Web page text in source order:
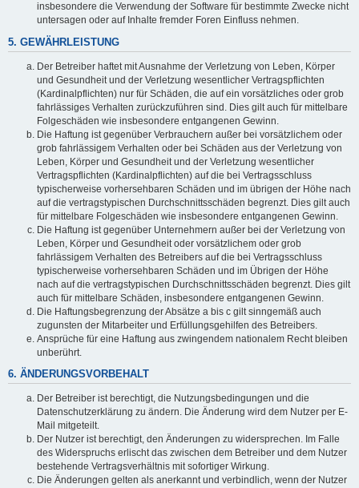
insbesondere die Verwendung der Software für bestimmte Zwecke nicht
untersagen oder auf Inhalte fremder Foren Einfluss nehmen.
5. GEWÄHRLEISTUNG
Der Betreiber haftet mit Ausnahme der Verletzung von Leben, Körper
und Gesundheit und der Verletzung wesentlicher Vertragspflichten
(Kardinalpflichten) nur für Schäden, die auf ein vorsätzliches oder grob
fahrlässiges Verhalten zurückzuführen sind. Dies gilt auch für mittelbare
Folgeschäden wie insbesondere entgangenen Gewinn.
Die Haftung ist gegenüber Verbrauchern außer bei vorsätzlichem oder
grob fahrlässigem Verhalten oder bei Schäden aus der Verletzung von
Leben, Körper und Gesundheit und der Verletzung wesentlicher
Vertragspflichten (Kardinalpflichten) auf die bei Vertragsschluss
typischerweise vorhersehbaren Schäden und im übrigen der Höhe nach
auf die vertragstypischen Durchschnittsschäden begrenzt. Dies gilt auch
für mittelbare Folgeschäden wie insbesondere entgangenen Gewinn.
Die Haftung ist gegenüber Unternehmern außer bei der Verletzung von
Leben, Körper und Gesundheit oder vorsätzlichem oder grob
fahrlässigem Verhalten des Betreibers auf die bei Vertragsschluss
typischerweise vorhersehbaren Schäden und im Übrigen der Höhe
nach auf die vertragstypischen Durchschnittsschäden begrenzt. Dies gilt
auch für mittelbare Schäden, insbesondere entgangenen Gewinn.
Die Haftungsbegrenzung der Absätze a bis c gilt sinngemäß auch
zugunsten der Mitarbeiter und Erfüllungsgehilfen des Betreibers.
Ansprüche für eine Haftung aus zwingendem nationalem Recht bleiben
unberührt.
6. ÄNDERUNGSVORBEHALT
Der Betreiber ist berechtigt, die Nutzungsbedingungen und die
Datenschutzerklärung zu ändern. Die Änderung wird dem Nutzer per E-
Mail mitgeteilt.
Der Nutzer ist berechtigt, den Änderungen zu widersprechen. Im Falle
des Widerspruchs erlischt das zwischen dem Betreiber und dem Nutzer
bestehende Vertragsverhältnis mit sofortiger Wirkung.
Die Änderungen gelten als anerkannt und verbindlich, wenn der Nutzer